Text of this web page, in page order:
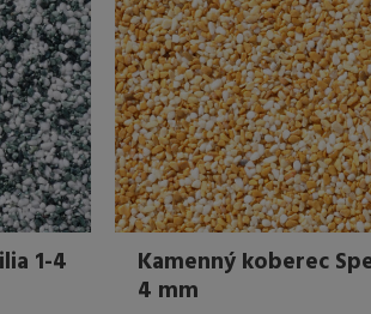
na
stránce
produktu
1-4
Kamenný koberec
4 mm